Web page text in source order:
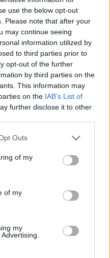
use the below opt-out
Please note that after your
may continue seeing
information utilized by
to third parties prior to
opt-out of the further
by third parties on the
This information may
on the IAB’s List of
further disclose it to other
Outs
of my
of my
my
φθορά η